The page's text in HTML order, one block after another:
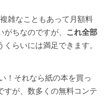
雑なこともあって月額料
ちなのですが、
これ全部
くらいには満足できます。
！それなら紙の本を買っ
すが、数多くの無料コンテ